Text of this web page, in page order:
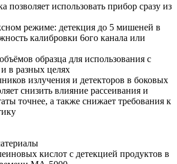
позволяет использовать прибор сразу из
режиме: детекция до 5 мишеней в
калибровки 6ого канала или
образца для использования с
в разных целях
излучения и детекторов в боковых
снизить влияние рассеивания и
точнее, а также снижает требования к
кислот с детекцией продуктов в